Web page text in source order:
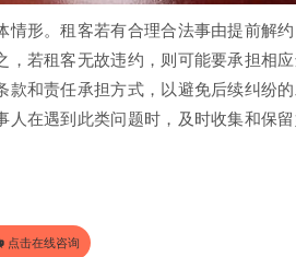
形。租客若有合理合法事由提前解
若租客无故违约，则可能要承担相
和责任承担方式，以避免后续纠纷
人在遇到此类问题时，及时收集和保
点击在线咨询